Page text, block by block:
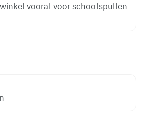
vooral voor schoolspullen